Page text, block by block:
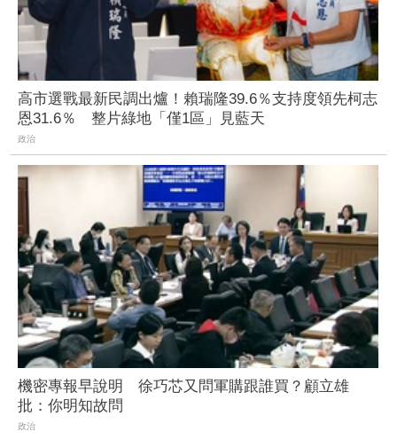
高市選戰最新民調出爐！賴瑞隆39.6％支持度領先柯志
恩31.6％ 整片綠地「僅1區」見藍天
政治
機密專報早說明 徐巧芯又問軍購跟誰買？顧立雄
批：你明知故問
政治